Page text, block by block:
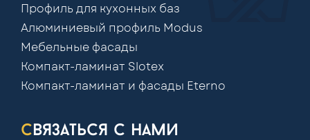
Профиль для кухонных баз
Алюминиевый профиль Modus
Мебельные фасады
Компакт-ламинат Slotex
Компакт-ламинат и фасады Eterno
связаться с нами